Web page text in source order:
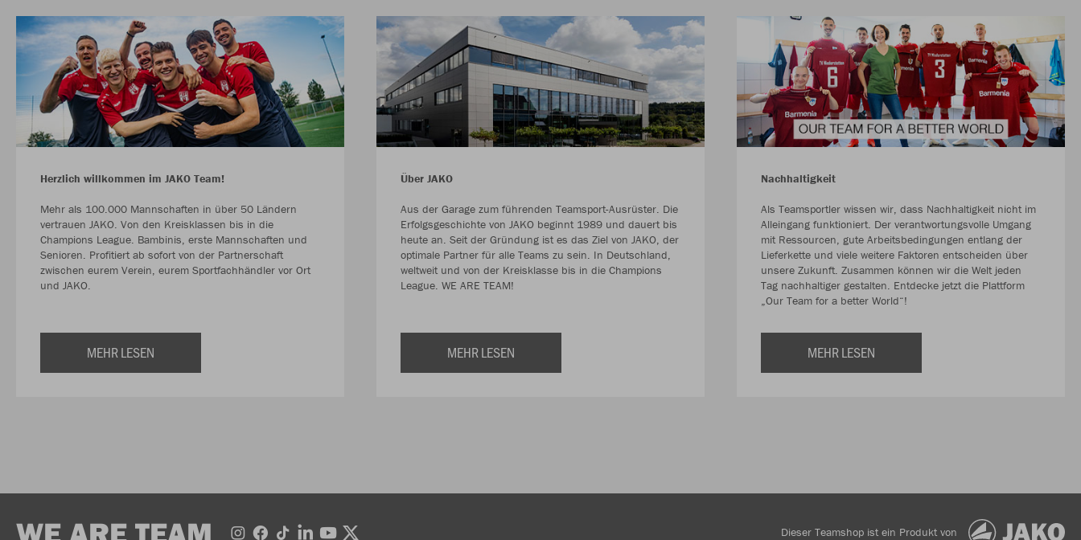
Herzlich willkommen im JAKO Team!
Mehr als 100.000 Mannschaften in über 50 Ländern
vertrauen JAKO. Von den Kreisklassen bis in die
Champions League. Bambinis, erste Mannschaften und
Senioren. Profitiert ab sofort von der Partnerschaft
zwischen eurem Verein, eurem Sportfachhändler vor Ort
und JAKO.
MEHR LESEN
Über JAKO
Aus der Garage zum führenden Teamsport-Ausrüster. Die
Erfolgsgeschichte von JAKO beginnt 1989 und dauert bis
heute an. Seit der Gründung ist es das Ziel von JAKO, der
optimale Partner für alle Teams zu sein. In Deutschland,
weltweit und von der Kreisklasse bis in die Champions
League. WE ARE TEAM!
MEHR LESEN
Nachhaltigkeit
Als Teamsportler wissen wir, dass Nachhaltigkeit nicht im
Alleingang funktioniert. Der verantwortungsvolle Umgang
mit Ressourcen, gute Arbeitsbedingungen entlang der
Lieferkette und viele weitere Faktoren entscheiden über
unsere Zukunft. Zusammen können wir die Welt jeden
Tag nachhaltiger gestalten. Entdecke jetzt die Plattform
„Our Team for a better World“!
MEHR LESEN
Dieser Teamshop ist ein Produkt von